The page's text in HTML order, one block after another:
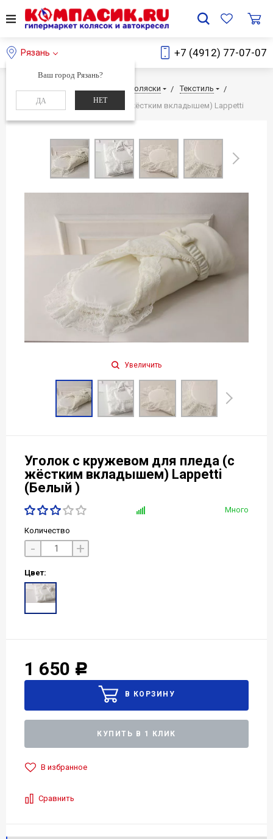
Рязань
Ваш город Рязань?
ДА НЕТ
+7 (4912) 77-07-07
Главная Каталог Детские коляски
Текстиль
Уголок с кружевом для пледа (с жёстким вкладышем) Lappetti
Next
Увеличить
Уголок с кружевом для пледа (с
жёстким вкладышем) Lappetti
(Белый )
Много
Количество
- +
Цвет:
1 650 Р
КУПИТЬ В 1 КЛИК
В избранное
Сравнить